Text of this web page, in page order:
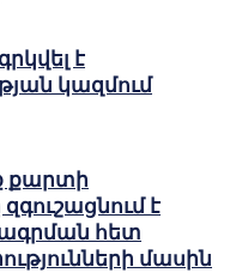
է
կազմում
քարտի
զգուշացնում է
հետ
մասին